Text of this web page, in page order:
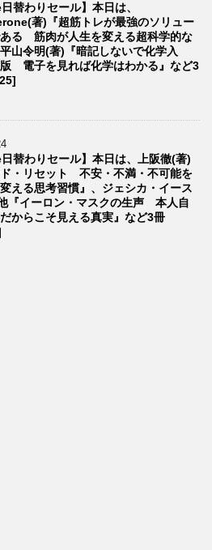
替わりセール】本日は、
著)『超筋トレが最強のソリュー
る 筋肉が人生を変える超科学的な
山令明(著)『暗記しないで化学入
電子を見れば化学はわかる』など3
日替わりセール】本日は、上阪徹(著)
ド・リセット 不安・不満・不可能を
える思考習慣』、ジェシカ・イース
『イーロン・マスクの生声 本人自
からこそ見える真実』など3冊